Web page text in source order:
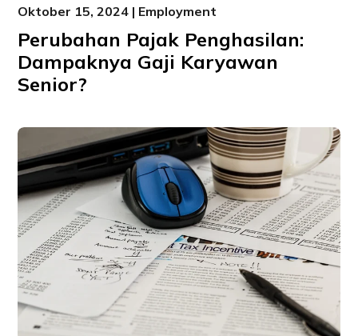
Oktober 15, 2024 | Employment
Perubahan Pajak Penghasilan:
Dampaknya Gaji Karyawan
Senior?